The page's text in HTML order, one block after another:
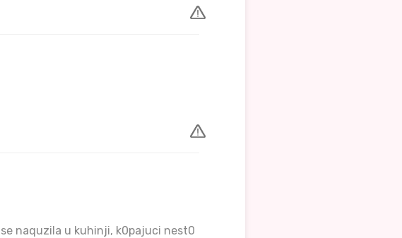
naquzila u kuhinji, k0pajuci nest0